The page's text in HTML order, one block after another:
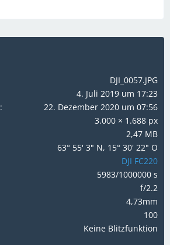
DJI_0057.JPG
4. Juli 2019 um 17:23
22. Dezember 2020 um 07:56
3.000 × 1.688 px
2,47 MB
63° 55' 3" N, 15° 30' 22" O
DJI FC220
5983/1000000 s
f/2.2
4,73mm
100
Keine Blitzfunktion